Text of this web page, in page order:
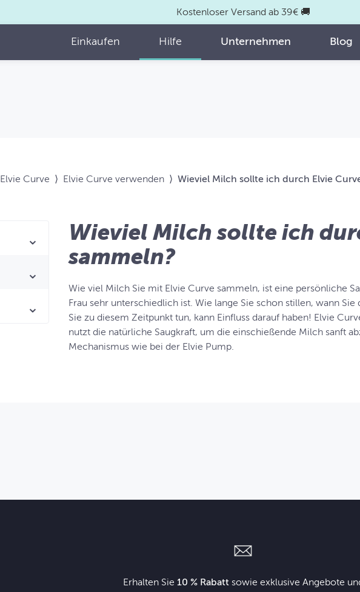
Kostenloser Versand ab 39€ 🚚
Einkaufen Hilfe Unternehmen Blog
Elvie Curve ⟩ Elvie Curve verwenden ⟩ Wieviel Milch sollte ich durch Elvie
Wieviel Milch sollte ich
sammeln?
Wie viel Milch Sie mit Elvie Curve sammeln, ist eine persönliche
Frau sehr unterschiedlich ist. Wie lange Sie schon stillen, wann
Sie zu diesem Zeitpunkt tun, kann Einfluss darauf haben! Elvie
nutzt die natürliche Saugkraft, um die einschießende Milch sanft
Mechanismus wie bei der Elvie Pump.
Erhalten Sie 10 % Rabattsowie exklusive Angebote